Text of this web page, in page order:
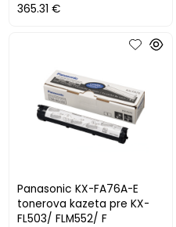
365.31 €
Panasonic KX-FA76A-E
tonerova kazeta pre KX-
FL503/ FLM552/ F